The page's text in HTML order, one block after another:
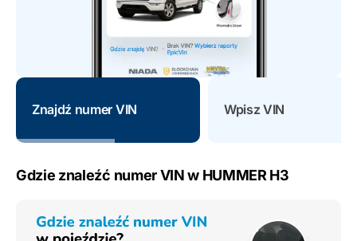
Znajdź numer VIN Wpisz VIN
Gdzie znaleźć numer VIN w HUMMER H3